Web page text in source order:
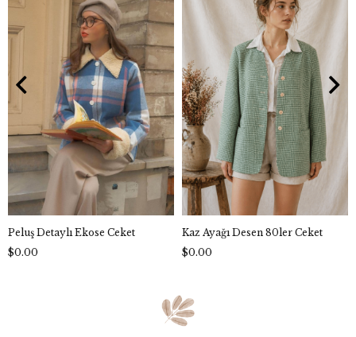
Peluş Detaylı Ekose Ceket
$0.00
Kaz Ayağı Desen 80ler Ceket
$0.00